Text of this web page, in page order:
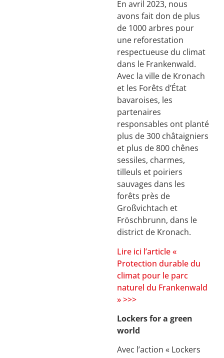
En avril 2023, nous
avons fait don de plus
de 1000 arbres pour
une reforestation
respectueuse du climat
dans le Frankenwald.
Avec la ville de Kronach
et les Forêts d’État
bavaroises, les
partenaires
responsables ont planté
plus de 300 châtaigniers
et plus de 800 chênes
sessiles, charmes,
tilleuls et poiriers
sauvages dans les
forêts près de
Großvichtach et
Fröschbrunn, dans le
district de Kronach.
Lire ici l’article «
Protection durable du
climat pour le parc
naturel du Frankenwald
» >>>
Lockers for a green
world
Avec l’action « Lockers